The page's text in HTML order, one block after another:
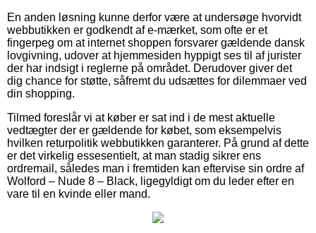
En anden løsning kunne derfor være at undersøge hvorvidt
webbutikken er godkendt af e-mærket, som ofte er et
fingerpeg om at internet shoppen forsvarer gældende dansk
lovgivning, udover at hjemmesiden hyppigt ses til af jurister
der har indsigt i reglerne på området. Derudover giver det
dig chance for støtte, såfremt du udsættes for dilemmaer ved
din shopping.
Tilmed foreslår vi at køber er sat ind i de mest aktuelle
vedtægter der er gældende for købet, som eksempelvis
hvilken returpolitik webbutikken garanterer. På grund af dette
er det virkelig essesentielt, at man stadig sikrer ens
ordremail, således man i fremtiden kan eftervise sin ordre af
Wolford – Nude 8 – Black, ligegyldigt om du leder efter en
vare til en kvinde eller mand.